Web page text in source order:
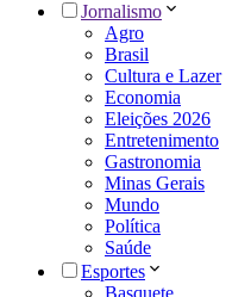
Jornalismo
Agro
Brasil
Cultura e Lazer
Economia
Eleições 2026
Entretenimento
Gastronomia
Minas Gerais
Mundo
Política
Saúde
Esportes